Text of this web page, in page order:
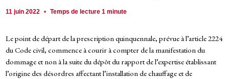
11 juin 2022 Temps de lecture1 minute
Le point de départ de la prescription quinquennale, prévue à l’article 2224
du Code civil, commence à courir à compter de la manifestation du
dommage et non à la suite du dépôt du rapport de l’expertise établissant
l’origine des désordres affectant l’installation de chauffage et de